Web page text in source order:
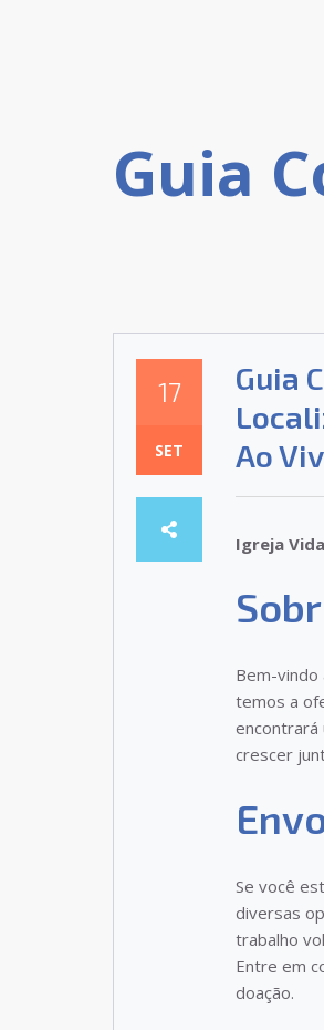
17
SET
Guia
Ao
Igreja
Bem-
temos a
encontrará
crescer
Se você
diversas
trabalho
Entre em
doação.